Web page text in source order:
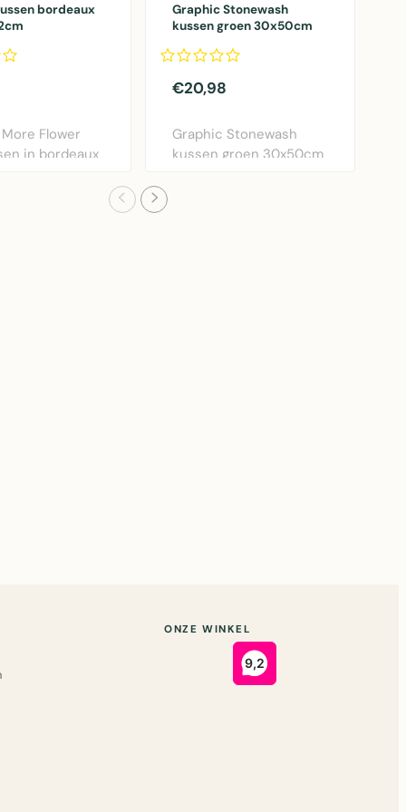
bordeaux
Flower
in bordeaux
Graphic Stonewash
kussen groen 30x50cm
€20,98
Graphic Stonewash
kussen groen 30x50cm
ONZE WINKEL